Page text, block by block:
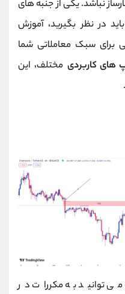
نباشد. یکی از جنبه های
باید در نظر بگیرید، آموزش
برای سبک معاملاتی شما
های کاربردی مختلف، این
توانید به مکررات در